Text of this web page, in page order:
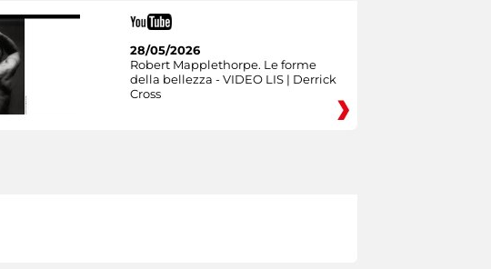
28/05/2026
Robert Mapplethorpe. Le forme
della bellezza - VIDEO LIS | Derrick
Cross